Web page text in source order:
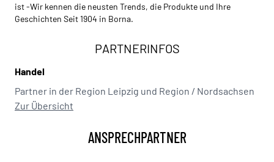
ist -Wir kennen die neusten Trends, die Produkte und Ihre
Geschichten Seit 1904 in Borna.
PARTNERINFOS
Handel
Partner in der Region Leipzig und Region / Nordsachsen
Zur Übersicht
ANSPRECHPARTNER